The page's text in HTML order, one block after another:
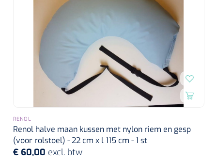
RENOL
Renol halve maan kussen met nylon riem en gesp
(voor rolstoel) - 22 cm x l 115 cm - 1 st
€ 60,00 excl. btw